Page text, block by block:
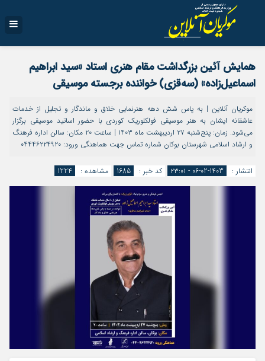
همایش آئین بزرگداشت مقام هنری استاد «سید ابراهیم
اسماعیل‌زاده» (سه‌قزی) خواننده برجسته موسیقی
موکریان آنلاین | به پاس شش دهه هنرنمایی خلاق و ماندگار و تجلیل از خدمات
عاشقانه ایشان به هنر موسیقی فولکلوریک کوردی با حضور اساتید موسیقی برگزار
می‌شود. زمان: پنج‌شنبه ۲۷ اردیبهشت ماه ۱۴۰۳ | ساعت ۲۰ مکان: سالن اداره فرهنگ
و ارشاد اسلامی شهرستان بوکان شماره تماس جهت هماهنگی ورود: ۰۴۴۴۶۲۲۴۹۲۰
انتشار : 1403-02-06 - ۲۳:۰۱ کد خبر : 1685 مشاهده : 1224